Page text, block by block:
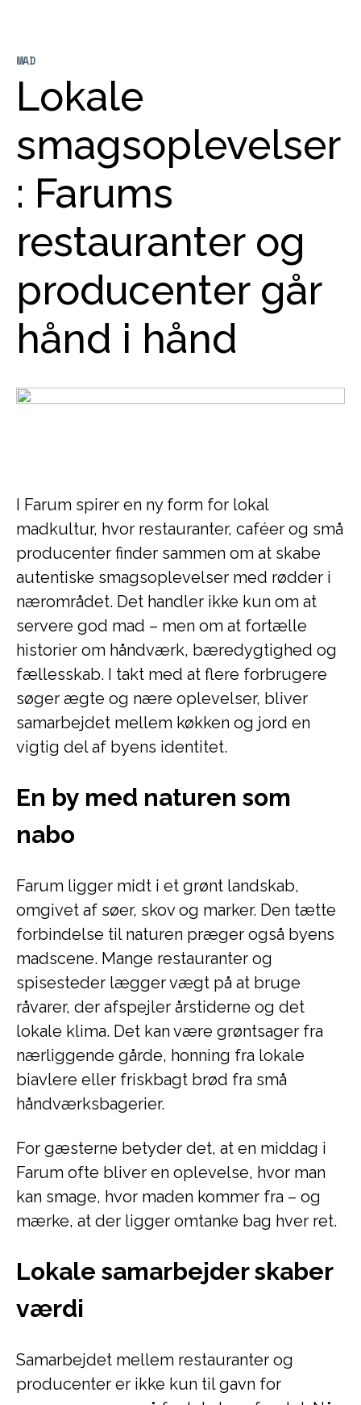
Lokale
smagsoplevelser
: Farums
restauranter og
producenter går
hånd i hånd
MAD
I Farum spirer en ny form for lokal
madkultur, hvor restauranter, caféer og små
producenter finder sammen om at skabe
autentiske smagsoplevelser med rødder i
nærområdet. Det handler ikke kun om at
servere god mad – men om at fortælle
historier om håndværk, bæredygtighed og
fællesskab. I takt med at flere forbrugere
søger ægte og nære oplevelser, bliver
samarbejdet mellem køkken og jord en
vigtig del af byens identitet.
En by med naturen som
nabo
Farum ligger midt i et grønt landskab,
omgivet af søer, skov og marker. Den tætte
forbindelse til naturen præger også byens
madscene. Mange restauranter og
spisesteder lægger vægt på at bruge
råvarer, der afspejler årstiderne og det
lokale klima. Det kan være grøntsager fra
nærliggende gårde, honning fra lokale
biavlere eller friskbagt brød fra små
håndværksbagerier.
For gæsterne betyder det, at en middag i
Farum ofte bliver en oplevelse, hvor man
kan smage, hvor maden kommer fra – og
mærke, at der ligger omtanke bag hver ret.
Lokale samarbejder skaber
værdi
Samarbejdet mellem restauranter og
producenter er ikke kun til gavn for